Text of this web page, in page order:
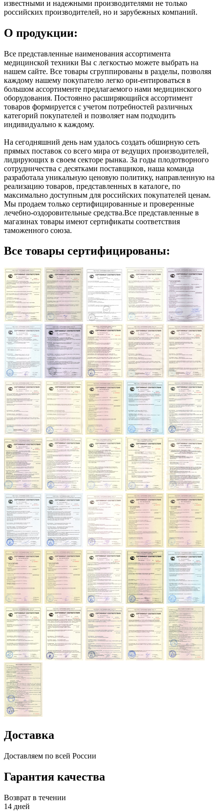
известными и надежными производителями не только
российских производителей, но и зарубежных компаний.
О продукции:
Все представленные наименования ассортимента
медицинской техники Вы с легкостью можете выбрать на
нашем сайте. Все товары сгруппированы в разделы, позволяя
каждому нашему покупателю легко ори-ентироваться в
большом ассортименте предлагаемого нами медицинского
оборудования. Постоянно расширяющийся ассортимент
товаров формируется с учетом потребностей различных
категорий покупателей и позволяет нам подходить
индивидуально к каждому.
На сегодняшний день нам удалось создать обширную сеть
прямых поставок со всего мира от ведущих производителей,
лидирующих в своем секторе рынка. За годы плодотворного
сотрудничества с десятками поставщиков, наша команда
разработала уникальную ценовую политику, направленную на
реализацию товаров, представленных в каталоге, по
максимально доступным для российских покупателей ценам.
Мы продаем только сертифицированные и проверенные
лечебно-оздоровительные средства.Все представленные в
магазинах товары имеют сертификаты соответствия
таможенного союза.
Все товары сертифицированы:
Доставка
Доставляем по всей России
Гарантия качества
Возврат в течении
14 дней